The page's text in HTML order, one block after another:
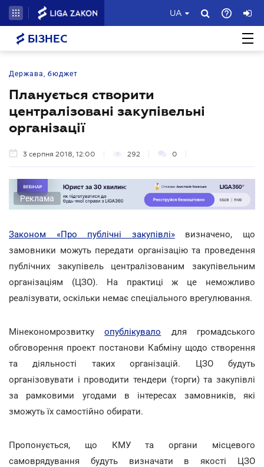
UA
БІЗНЕС
Держава, бюджет
Планується створити
централізовані закупівельні
організації
3 серпня 2018, 12:00 292 0
Реклама
Законом «Про публічні закупівлі»визначено, що
замовники можуть передати організацію та проведення
публічних закупівель централізованим закупівельним
організаціям (ЦЗО). На практиці ж це неможливо
реалізувати, оскільки немає спеціального врегулювання.
Мінекономрозвиткуопублікувало для громадського
обговорення проект постанови Кабміну щодо створення
та діяльності таких організацій. ЦЗО будуть
організовувати і проводити тендери (торги) та закупівлі
за рамковими угодами в інтересах замовників, які
зможуть їх самостійно обирати.
Пропонується, що КМУ та органи місцевого
самоврядування будуть визначати в якості ЦЗО